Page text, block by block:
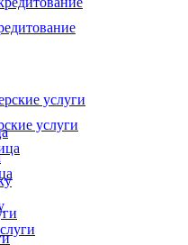
услуги
услуги